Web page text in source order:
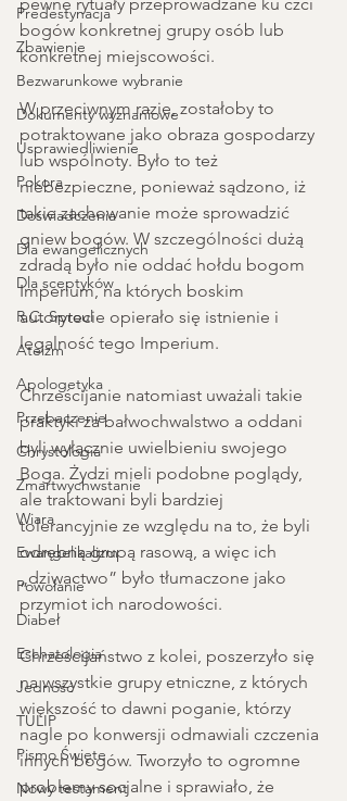
Predestynacja
Zbawienie
Bezwarunkowe wybranie
Dokumenty wyznaniowe
Usprawiedliwienie
Pokora
Doświadczenia
Dla ewangelicznych
Dla sceptyków
R.C. Sproul
Ateizm
Apologetyka
Przebaczenie
Chrystologia
Zmartwychwstanie
Wiara
Ewangelikalizm
Powołanie
Diabeł
Eschatologia
Jedność
TULIP
Pismo Święte
Nowy testament
bogów konkretnej grupy osób lub
konkretnej miejscowości.
W przeciwnym razie, zostałoby to
potraktowane jako obraza gospodarzy
lub wspólnoty. Było to też
niebezpieczne, ponieważ sądzono, iż
takie zachowanie może sprowadzić
gniew bogów. W szczególności dużą
zdradą było nie oddać hołdu bogom
Imperium, na których boskim
autorytecie opierało się istnienie i
legalność tego Imperium.
Chrześcijanie natomiast uważali takie
praktyki za bałwochwalstwo a oddani
byli wyłącznie uwielbieniu swojego
Boga. Żydzi mieli podobne poglądy,
ale traktowani byli bardziej
tolerancyjnie ze względu na to, że byli
odrębną grupą rasową, a więc ich
„dziwactwo” było tłumaczone jako
przymiot ich narodowości.
Chrześcijaństwo z kolei, poszerzyło się
na wszystkie grupy etniczne, z których
większość to dawni poganie, którzy
nagle po konwersji odmawiali czczenia
innych bogów. Tworzyło to ogromne
problemy socjalne i sprawiało, że